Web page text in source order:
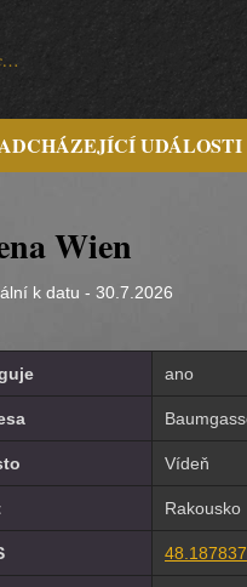
UDÁLOSTI
Wien
k datu - 30.7.2026
ano
Vídeň
Rakousko